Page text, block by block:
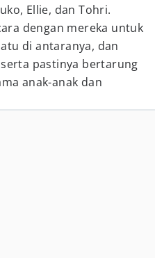
Ellie, dan Tohri.
dengan mereka untuk
di antaranya, dan
pastinya bertarung
anak-anak dan